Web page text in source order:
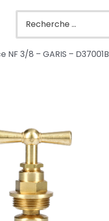
3/8 – GARIS – D37001B